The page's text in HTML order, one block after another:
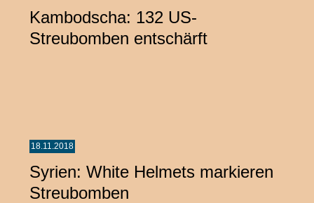
Kambodscha: 132 US-
Streubomben entschärft
18.11.2018
Syrien: White Helmets markieren
Streubomben